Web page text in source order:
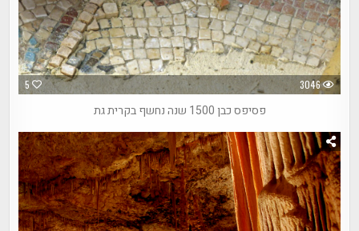
5 3046
פסיפס כבן 1500 שנה נחשף בקרית גת